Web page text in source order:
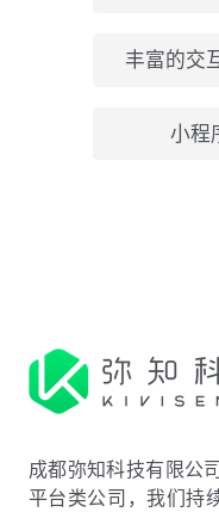
丰富的交
小程
成都弥知科技有限公
平台类公司，我们持